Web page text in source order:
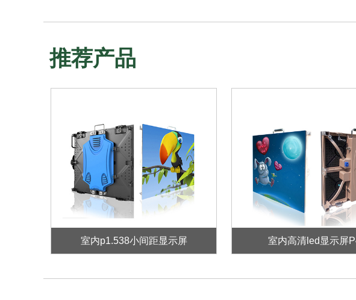
推荐产品
室内p1.538小间距显示屏 室内高清led显示屏